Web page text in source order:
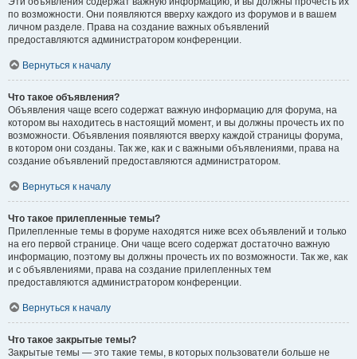
по возможности. Они появляются вверху каждого из форумов и в вашем
личном разделе. Права на создание важных объявлений
предоставляются администратором конференции.
Вернуться к началу
Что такое объявления?
Объявления чаще всего содержат важную информацию для форума, на
котором вы находитесь в настоящий момент, и вы должны прочесть их по
возможности. Объявления появляются вверху каждой страницы форума,
в котором они созданы. Так же, как и с важными объявлениями, права на
создание объявлений предоставляются администратором.
Вернуться к началу
Что такое прилепленные темы?
Прилепленные темы в форуме находятся ниже всех объявлений и только
на его первой странице. Они чаще всего содержат достаточно важную
информацию, поэтому вы должны прочесть их по возможности. Так же, как
и с объявлениями, права на создание прилепленных тем
предоставляются администратором конференции.
Вернуться к началу
Что такое закрытые темы?
Закрытые темы — это такие темы, в которых пользователи больше не